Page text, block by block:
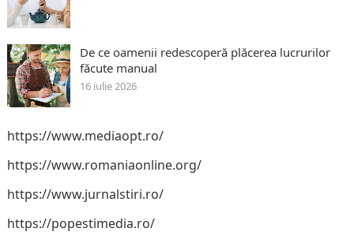
De ce oamenii redescoperă plăcerea lucrurilor
făcute manual
16 iulie 2026
https://www.mediaopt.ro/
https://www.romaniaonline.org/
https://www.jurnalstiri.ro/
https://popestimedia.ro/